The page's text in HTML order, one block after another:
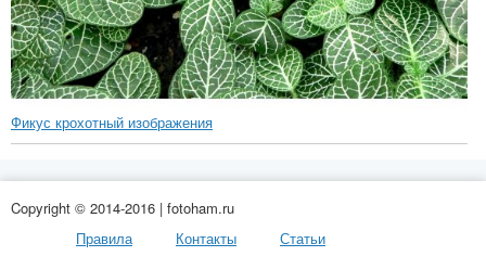
Фикус крохотный изображения
Copyright © 2014-2016 | fotoham.ru
Правила
Контакты Статьи